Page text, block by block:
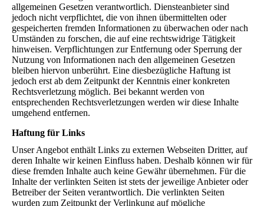
allgemeinen Gesetzen verantwortlich. Diensteanbieter sind
jedoch nicht verpflichtet, die von ihnen übermittelten oder
gespeicherten fremden Informationen zu überwachen oder nach
Umständen zu forschen, die auf eine rechtswidrige Tätigkeit
hinweisen. Verpflichtungen zur Entfernung oder Sperrung der
Nutzung von Informationen nach den allgemeinen Gesetzen
bleiben hiervon unberührt. Eine diesbezügliche Haftung ist
jedoch erst ab dem Zeitpunkt der Kenntnis einer konkreten
Rechtsverletzung möglich. Bei bekannt werden von
entsprechenden Rechtsverletzungen werden wir diese Inhalte
umgehend entfernen.
Haftung für Links
Unser Angebot enthält Links zu externen Webseiten Dritter, auf
deren Inhalte wir keinen Einfluss haben. Deshalb können wir für
diese fremden Inhalte auch keine Gewähr übernehmen. Für die
Inhalte der verlinkten Seiten ist stets der jeweilige Anbieter oder
Betreiber der Seiten verantwortlich. Die verlinkten Seiten
wurden zum Zeitpunkt der Verlinkung auf mögliche